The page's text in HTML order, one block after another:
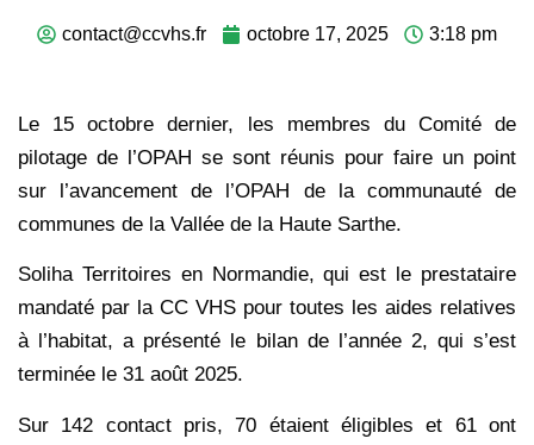
contact@ccvhs.fr octobre 17, 2025 3:18 pm
Le 15 octobre dernier, les membres du Comité de
pilotage de l’OPAH se sont réunis pour faire un point
sur l’avancement de l’OPAH de la communauté de
communes de la Vallée de la Haute Sarthe.
Soliha Territoires en Normandie, qui est le prestataire
mandaté par la CC VHS pour toutes les aides relatives
à l’habitat, a présenté le bilan de l’année 2, qui s’est
terminée le 31 août 2025.
Sur 142 contact pris, 70 étaient éligibles et 61 ont